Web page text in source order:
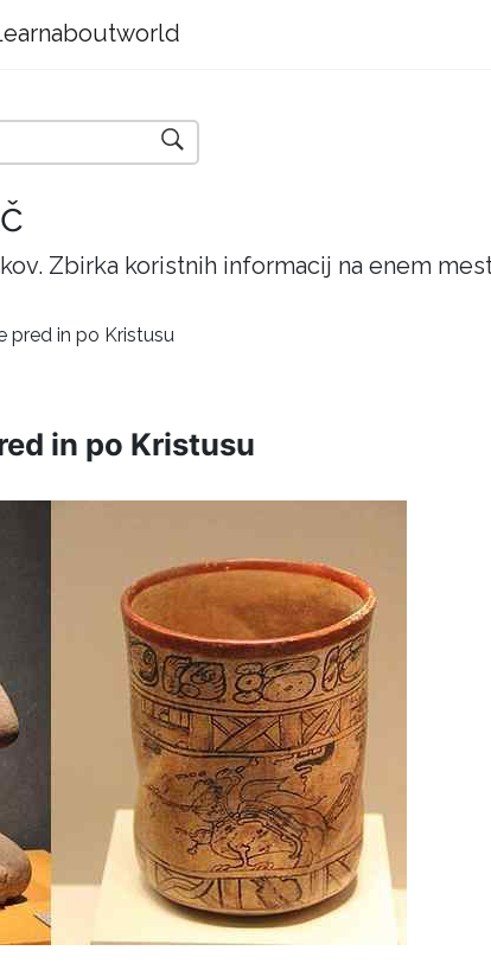
Zbirka koristnih informacij na enem
pred in po Kristusu
in po Kristusu